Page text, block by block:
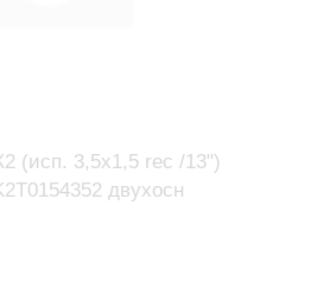
(исп. 3,5х1,5 rec /13")
двухосн